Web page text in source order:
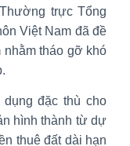
trực Tổng
Việt Nam đã đề
nhằm tháo gỡ khó
đặc thù cho
hình thành từ dự
thuê đất dài hạn